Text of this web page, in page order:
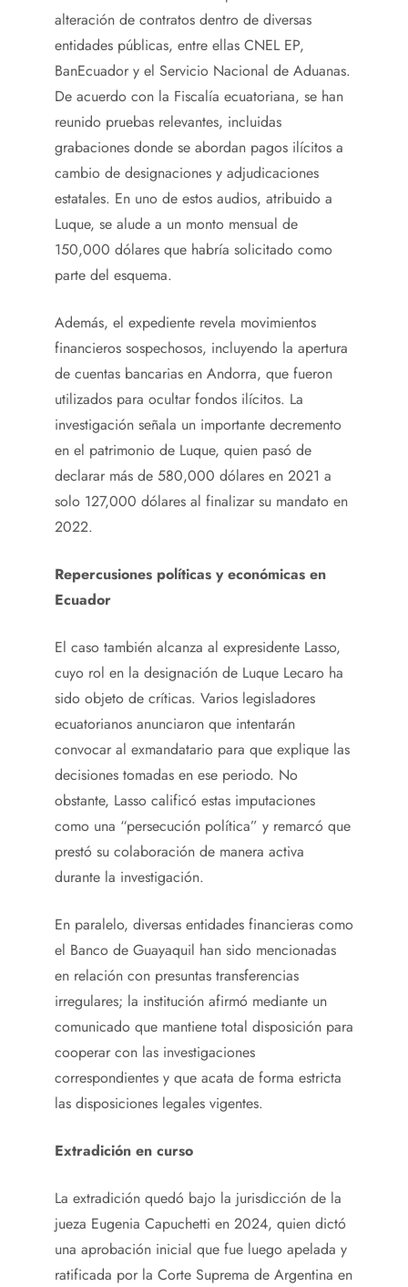
alteración de contratos dentro de diversas
entidades públicas, entre ellas CNEL EP,
BanEcuador y el Servicio Nacional de Aduanas.
De acuerdo con la Fiscalía ecuatoriana, se han
reunido pruebas relevantes, incluidas
grabaciones donde se abordan pagos ilícitos a
cambio de designaciones y adjudicaciones
estatales. En uno de estos audios, atribuido a
Luque, se alude a un monto mensual de
150,000 dólares que habría solicitado como
parte del esquema.
Además, el expediente revela movimientos
financieros sospechosos, incluyendo la apertura
de cuentas bancarias en Andorra, que fueron
utilizados para ocultar fondos ilícitos. La
investigación señala un importante decremento
en el patrimonio de Luque, quien pasó de
declarar más de 580,000 dólares en 2021 a
solo 127,000 dólares al finalizar su mandato en
2022.
Repercusiones políticas y económicas en
Ecuador
El caso también alcanza al expresidente Lasso,
cuyo rol en la designación de Luque Lecaro ha
sido objeto de críticas. Varios legisladores
ecuatorianos anunciaron que intentarán
convocar al exmandatario para que explique las
decisiones tomadas en ese periodo. No
obstante, Lasso calificó estas imputaciones
como una “persecución política” y remarcó que
prestó su colaboración de manera activa
durante la investigación.
En paralelo, diversas entidades financieras como
el Banco de Guayaquil han sido mencionadas
en relación con presuntas transferencias
irregulares; la institución afirmó mediante un
comunicado que mantiene total disposición para
cooperar con las investigaciones
correspondientes y que acata de forma estricta
las disposiciones legales vigentes.
Extradición en curso
La extradición quedó bajo la jurisdicción de la
jueza Eugenia Capuchetti en 2024, quien dictó
una aprobación inicial que fue luego apelada y
ratificada por la Corte Suprema de Argentina en